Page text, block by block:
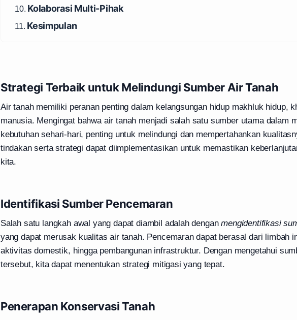
10. Kolaborasi Multi-Pihak
11. Kesimpulan
Strategi Terbaik untuk Melindungi Sumber Air Tanah
Air tanah memiliki peranan penting dalam kelangsungan hidup makhluk hidup,
manusia. Mengingat bahwa air tanah menjadi salah satu sumber utama dalam
kebutuhan sehari-hari, penting untuk melindungi dan mempertahankan
tindakan serta strategi dapat diimplementasikan untuk memastikan
kita.
Identifikasi Sumber Pencemaran
Salah satu langkah awal yang dapat diambil adalah denganmengidentifikasi
yang dapat merusak kualitas air tanah. Pencemaran dapat berasal dari limbah
aktivitas domestik, hingga pembangunan infrastruktur. Dengan mengetahui
tersebut, kita dapat menentukan strategi mitigasi yang tepat.
Penerapan Konservasi Tanah